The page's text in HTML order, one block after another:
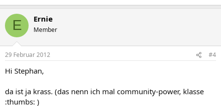
E Ernie
Member
29 Februar 2012 #4
Hi Stephan,
da ist ja krass. (das nenn ich mal community-power, klasse
:thumbs: )